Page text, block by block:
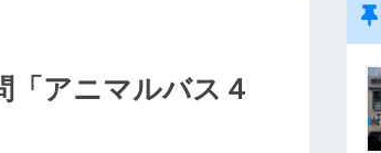
「アニマルバス４